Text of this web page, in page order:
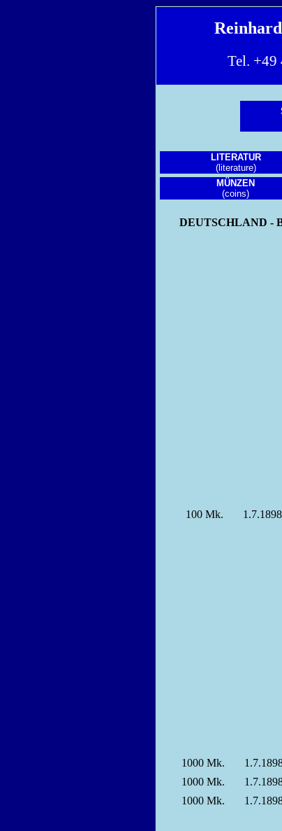
Tel.
LITERATUR
(literature)
MÜNZEN
(coins)
DEUTSCHLAND -
100 Mk.
1000 Mk.
1000 Mk.
1000 Mk.